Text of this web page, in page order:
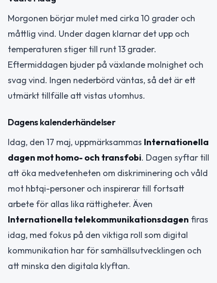
Morgonen börjar mulet med cirka 10 grader och
måttlig vind. Under dagen klarnar det upp och
temperaturen stiger till runt 13 grader.
Eftermiddagen bjuder på växlande molnighet och
svag vind. Ingen nederbörd väntas, så det är ett
utmärkt tillfälle att vistas utomhus.
Dagens kalenderhändelser
Idag, den 17 maj, uppmärksammas Internationella
dagen mot homo- och transfobi. Dagen syftar till
att öka medvetenheten om diskriminering och våld
mot hbtqi-personer och inspirerar till fortsatt
arbete för allas lika rättigheter. Även
Internationella telekommunikationsdagen firas
idag, med fokus på den viktiga roll som digital
kommunikation har för samhällsutvecklingen och
att minska den digitala klyftan.